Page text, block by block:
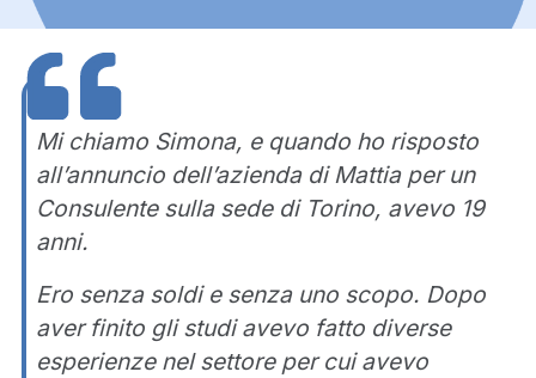
Mi chiamo Simona, e quando ho risposto
all’annuncio dell’azienda di Mattia per un
Consulente sulla sede di Torino, avevo 19
anni.
Ero senza soldi e senza uno scopo. Dopo
aver finito gli studi avevo fatto diverse
esperienze nel settore per cui avevo